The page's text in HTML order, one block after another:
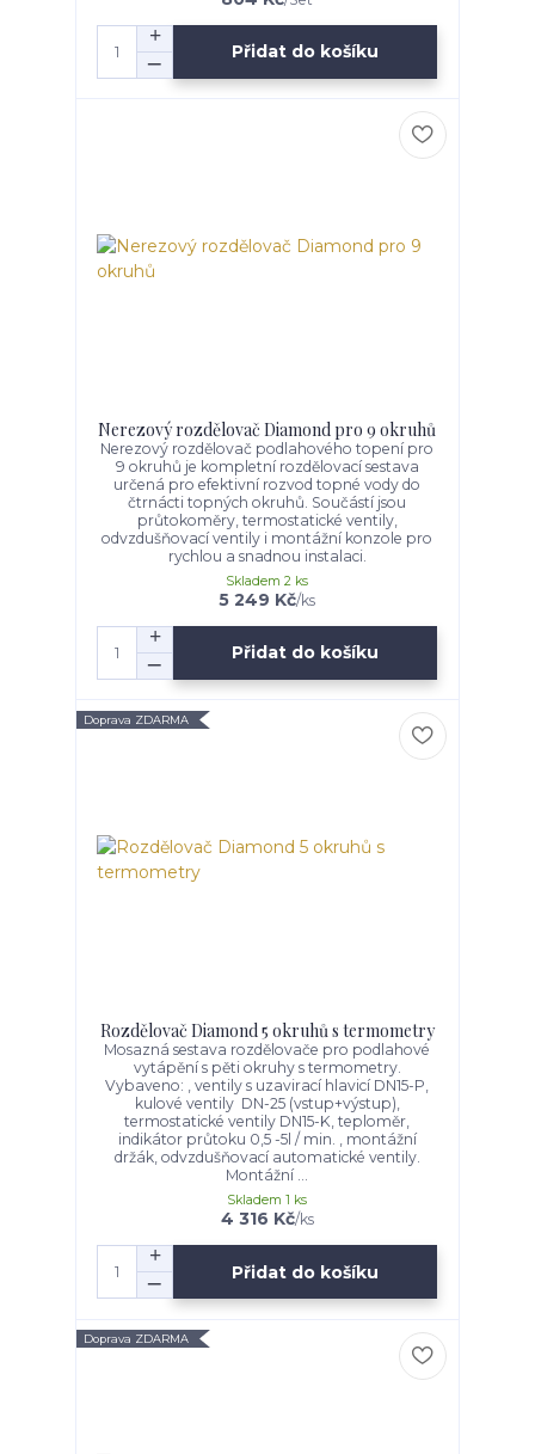
Přidat do košíku
Nerezový rozdělovač Diamond pro 9 okruhů
Nerezový rozdělovač podlahového topení pro
9 okruhů je kompletní rozdělovací sestava
určená pro efektivní rozvod topné vody do
čtrnácti topných okruhů. Součástí jsou
průtokoměry, termostatické ventily,
odvzdušňovací ventily i montážní konzole pro
rychlou a snadnou instalaci.
5 249 Kč/ks
Skladem 2 ks
Přidat do košíku
Doprava ZDARMA
Rozdělovač Diamond 5 okruhů s termometry
Mosazná sestava rozdělovače pro podlahové
vytápění s pěti okruhy s termometry.
Vybaveno: , ventily s uzavirací hlavicí DN15-P,
kulové ventily DN-25 (vstup+výstup),
termostatické ventily DN15-K, teploměr,
indikátor průtoku 0,5 -5l / min. , montážní
držák, odvzdušňovací automatické ventily.
Montážní ...
4 316 Kč/ks
Skladem 1 ks
Přidat do košíku
Doprava ZDARMA